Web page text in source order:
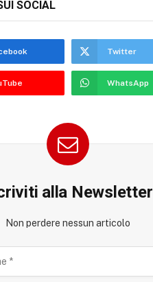
SOCIAL
Twitter
WhatsApp
alla Newsletter
Non perdere nessun articolo